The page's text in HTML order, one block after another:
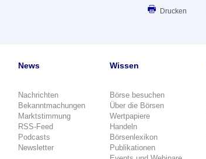
Drucken
News
Nachrichten
Bekanntmachungen
Marktstimmung
RSS-Feed
Podcasts
Newsletter
Wissen
Börse besuchen
Über die Börsen
Wertpapiere
Handeln
Börsenlexikon
Publikationen